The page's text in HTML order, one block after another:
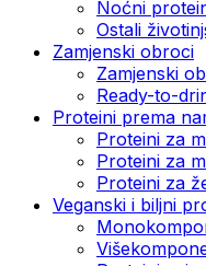
Noćni
Ostali
Zamjenski obroci
Zamjenski
Ready-to-
Proteini prema
Proteini za
Proteini za
Proteini za
Veganski i biljni